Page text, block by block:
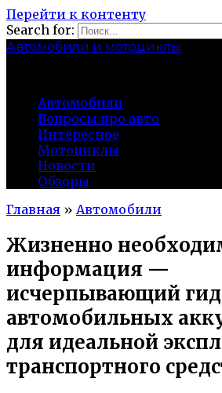
Перейти к контенту
Search for:
Автомобили и мотоциклы
Автомобили
Вопросы про авто
Интересное
Мотоциклы
Новости
Обзоры
Главная » Автомобили
Жизненно
информация —
исчерпывающий
автомобильных
для идеальной
транспортного